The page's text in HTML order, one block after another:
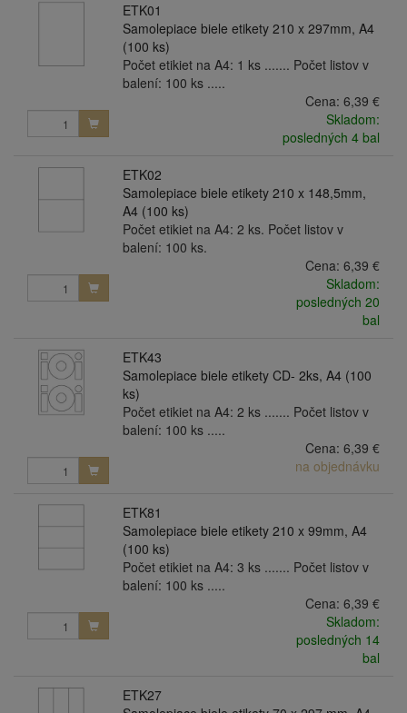
ETK01
Samolepiace biele etikety 210 x 297mm, A4
(100 ks)
Počet etikiet na A4: 1 ks ....... Počet listov v
balení: 100 ks .....
Cena: 6,39 €
Skladom:
posledných 4 bal
ETK02
Samolepiace biele etikety 210 x 148,5mm,
A4 (100 ks)
Počet etikiet na A4: 2 ks. Počet listov v
balení: 100 ks.
Cena: 6,39 €
Skladom:
posledných 20
bal
ETK43
Samolepiace biele etikety CD- 2ks, A4 (100
ks)
Počet etikiet na A4: 2 ks ....... Počet listov v
balení: 100 ks .....
Cena: 6,39 €
na objednávku
ETK81
Samolepiace biele etikety 210 x 99mm, A4
(100 ks)
Počet etikiet na A4: 3 ks ....... Počet listov v
balení: 100 ks .....
Cena: 6,39 €
Skladom:
posledných 14
bal
ETK27